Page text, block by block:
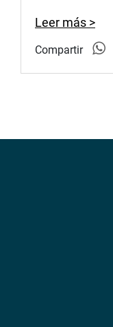
Leer más >
Compartir